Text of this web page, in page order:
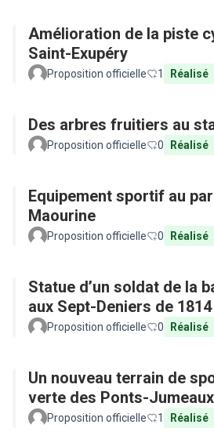
Amélioration de la piste
Saint-Exupéry
Proposition officielle 1 Réalisé
Des arbres fruitiers au
Proposition officielle 0 Réalisé
Equipement sportif au
Maourine
Proposition officielle 0 Réalisé
Statue d’un soldat de la
aux Sept-Deniers de 1814
Proposition officielle 0 Réalisé
Un nouveau terrain de
verte des Ponts-Jumeaux
Proposition officielle 1 Réalisé